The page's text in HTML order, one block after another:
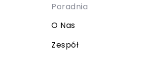
Poradnia
O Nas
Zespół